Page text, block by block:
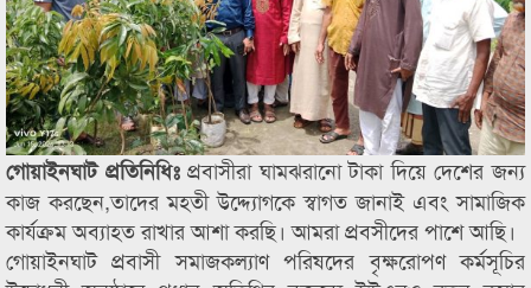
গোয়াইনঘাট প্রতিনিধিঃপ্রবাসীরা ঘামঝরানো টাকা দিয়ে দেশের জন্য
কাজ করছেন,তাদের মহতী উদ্দ্যোগকে স্বাগত জানাই এবং সামাজিক
কার্যক্রম অব্যাহত রাখার আশা করছি। আমরা প্রবসীদের পাশে আছি।
গোয়াইনঘাট প্রবাসী সমাজকল্যাণ পরিষদের বৃক্ষরোপণ কর্মসূচির